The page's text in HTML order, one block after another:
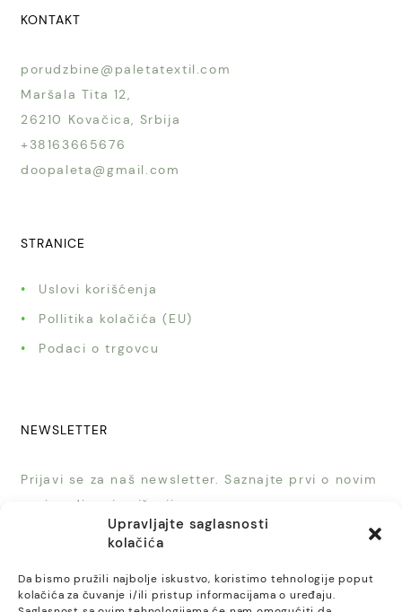
Upravljajte saglasnosti
kolačića
Da bismo pružili najbolje iskustvo, koristimo tehnologije poput
kolačića za čuvanje i/ili pristup informacijama o uređaju.
KONTAKT
porudzbine@paletatextil.com
Maršala Tita 12,
26210 Kovačica, Srbija
+38163665676
doopaleta@gmail.com
STRANICE
Uslovi korišćenja
Pollitika kolačića (EU)
Podaci o trgovcu
NEWSLETTER
Prijavi se za naš newsletter. Saznajte prvi o novim
proizvodima i sniženjima.